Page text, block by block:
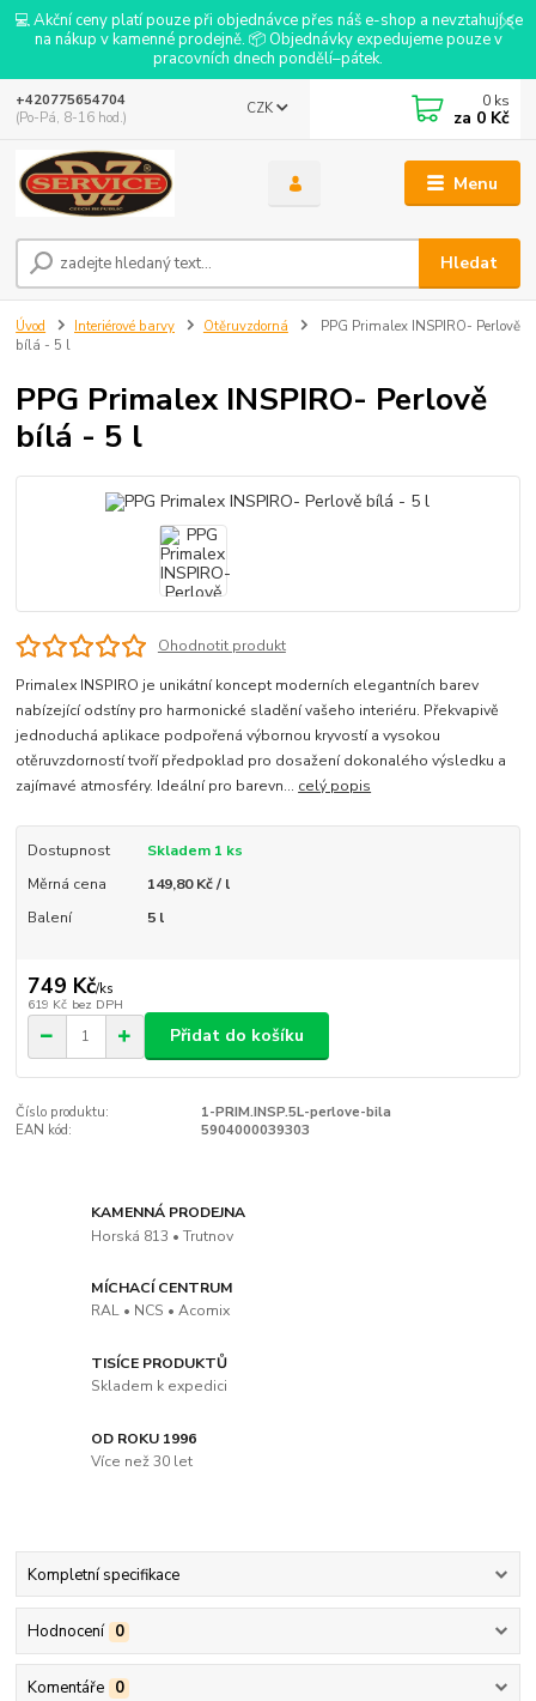
💻 Akční ceny platí pouze při objednávce přes náš e-shop a nevztahují se
na nákup v kamenné prodejně. 📦 Objednávky expedujeme pouze v
pracovních dnech pondělí–pátek.
Menu
CZK
Hledat
+420775654704
(Po-Pá, 8-16 hod.)
0 ks
za 0 Kč
Úvod Interiérové barvy Otěruvzdorná
PPG Primalex INSPIRO- Perlově
bílá - 5 l
PPG Primalex INSPIRO- Perlově
bílá - 5 l
Ohodnotit produkt
Primalex INSPIRO je unikátní koncept moderních elegantních barev
nabízející odstíny pro harmonické sladění vašeho interiéru. Překvapivě
jednoduchá aplikace podpořená výbornou kryvostí a vysokou
otěruvzdorností tvoří předpoklad pro dosažení dokonalého výsledku a
zajímavé atmosféry. Ideální pro barevn... celý popis
Dostupnost
Skladem 1 ks
Měrná cena
149,80 Kč / l
Balení
5 l
749 Kč/ks
619 Kč bez DPH
Přidat do košíku
Číslo produktu:
1-PRIM.INSP.5L-perlove-bila
EAN kód:
5904000039303
KAMENNÁ PRODEJNA
Horská 813 • Trutnov
MÍCHACÍ CENTRUM
RAL • NCS • Acomix
TISÍCE PRODUKTŮ
Skladem k expedici
OD ROKU 1996
Více než 30 let
Kompletní specifikace
Hodnocení 0
Komentáře 0